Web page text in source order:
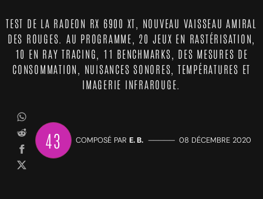
TEST DE LA RADEON RX 6900 XT, NOUVEAU VAISSEAU AMIRAL
DES ROUGES. AU PROGRAMME, 20 JEUX EN RASTÉRISATION,
10 EN RAY TRACING, 11 BENCHMARKS, DES MESURES DE
CONSOMMATION, NUISANCES SONORES, TEMPÉRATURES ET
IMAGERIE INFRAROUGE.
43 COMPOSÉ PAR E. B. ————— 08 DÉCEMBRE 2020